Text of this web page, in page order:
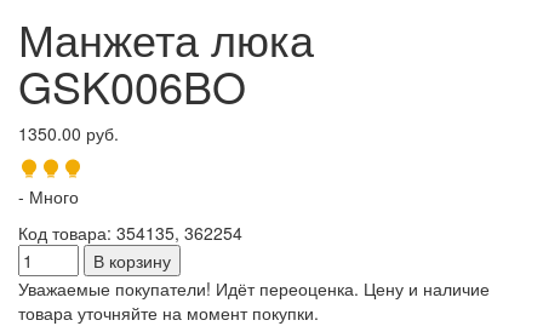
Манжета люка
GSK006BO
1350.00 руб.
- Много
Код товара: 354135, 362254
Уважаемые покупатели! Идёт переоценка. Цену и наличие
товара уточняйте на момент покупки.